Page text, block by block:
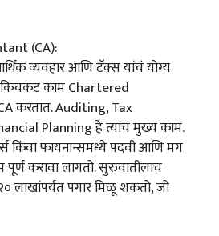
(CA):
व्यवहार आणि टॅक्स यांचं योग्य
किचकट काम Chartered
करतात. Auditing, Tax
Planning हे त्यांचं मुख्य काम.
किंवा फायनान्समध्ये पदवी आणि मग
करावा लागतो. सुरुवातीलाच
लाखांपर्यंत पगार मिळू शकतो, जो